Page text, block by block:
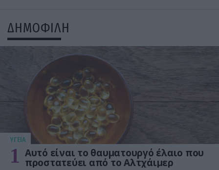
ΔΗΜΟΦΙΛΗ
ΥΓΕΙΑ
1 Αυτό είναι το θαυματουργό έλαιο που
προστατεύει από το Αλτχάιμερ